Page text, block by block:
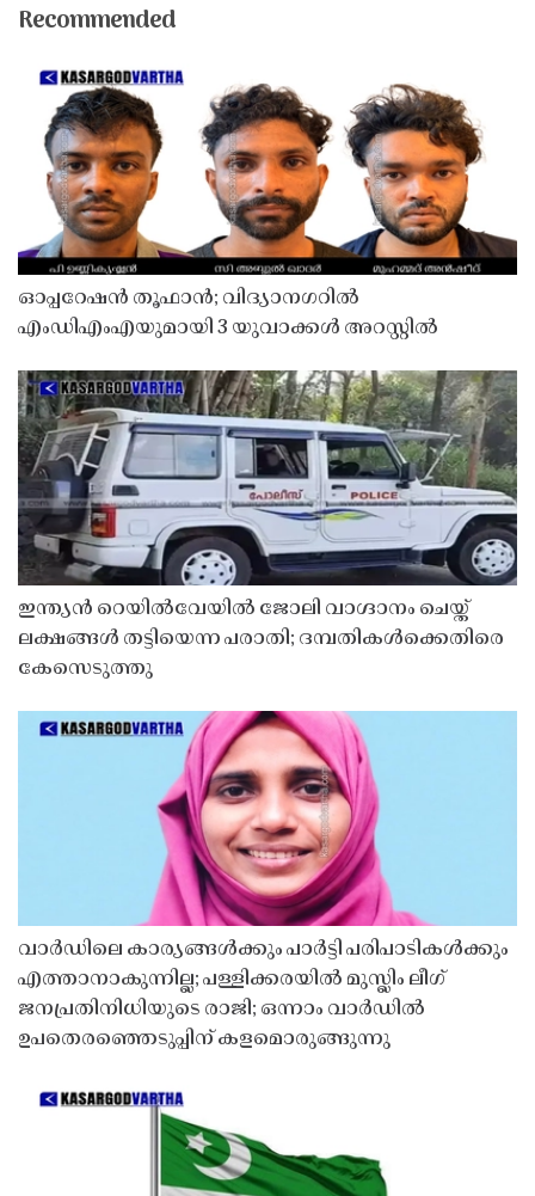
Recommended
ഓപ്പറേഷൻ തൂഫാൻ; വിദ്യാനഗറിൽ
എംഡിഎംഎയുമായി 3 യുവാക്കൾ അറസ്റ്റിൽ
ഇന്ത്യൻ റെയിൽവേയിൽ ജോലി വാഗ്ദാനം ചെയ്ത്
ലക്ഷങ്ങൾ തട്ടിയെന്ന പരാതി; ദമ്പതികൾക്കെതിരെ
കേസെടുത്തു
വാർഡിലെ കാര്യങ്ങൾക്കും പാർട്ടി പരിപാടികൾക്കും
എത്താനാകുന്നില്ല; പള്ളിക്കരയിൽ മുസ്ലിം ലീഗ്
ജനപ്രതിനിധിയുടെ രാജി; ഒന്നാം വാർഡിൽ
ഉപതെരഞ്ഞെടുപ്പിന് കളമൊരുങ്ങുന്നു